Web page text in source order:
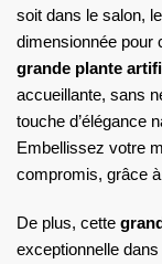
soit dans le salon,
dimensionnée pour
grande plante
accueillante, sans
touche d’élégance
Embellissez votre
compromis, grâce
De plus, cette
exceptionnelle